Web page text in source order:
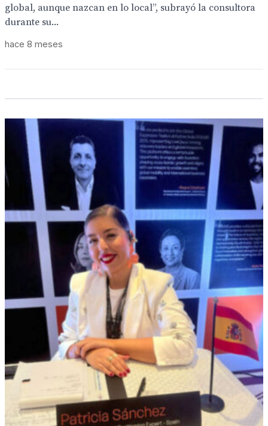
global, aunque nazcan en lo local”, subrayó la consultora
durante su...
hace 8 meses